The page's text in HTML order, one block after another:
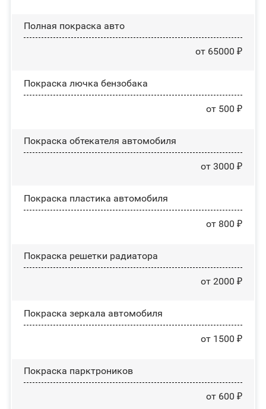
Полная покраска авто
от 65000 ₽
Покраска лючка бензобака
от 500 ₽
Покраска обтекателя автомобиля
от 3000 ₽
Покраска пластика автомобиля
от 800 ₽
Покраска решетки радиатора
от 2000 ₽
Покраска зеркала автомобиля
от 1500 ₽
Покраска парктроников
от 600 ₽